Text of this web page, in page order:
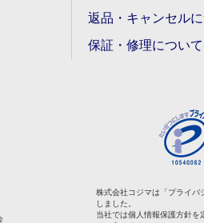
返品・キャンセル
保証・修理について
株式会社コジマは「プライバ
しました。
当社では個人情報保護方針を